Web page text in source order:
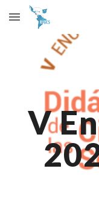
Skip to main content
V